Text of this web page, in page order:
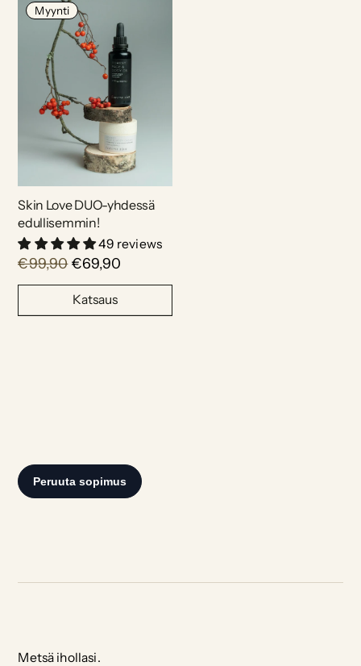
Myynti
Skin Love DUO-yhdessä
edullisemmin!
49 reviews
€99,90 €69,90
Katsaus
Metsä ihollasi.